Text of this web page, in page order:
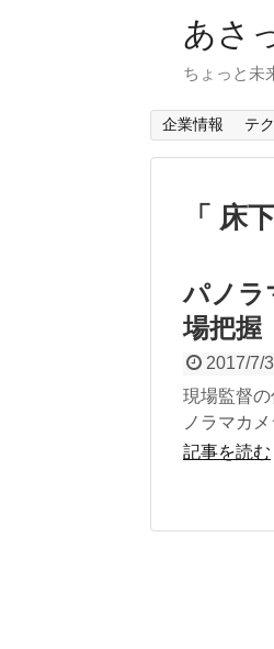
あさ
ちょっと未
企業情報 テ
「 床
パノラ
場把握
2017/7/3
現場監督
ノラマカ
記事を読む